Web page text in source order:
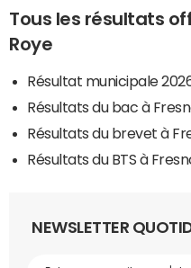
Tous les résultats
Roye
Résultat municipale
Résultats du bac à
Résultats du brevet à
Résultats du BTS à
NEWSLETTER